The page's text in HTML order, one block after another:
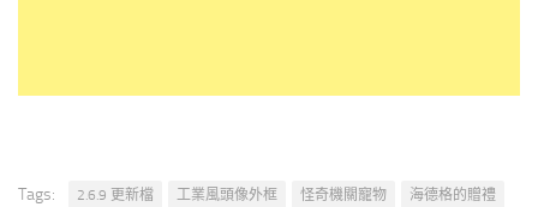
Tags: 2.6.9 更新檔 工業風頭像外框 怪奇機關寵物
海德格的贈禮